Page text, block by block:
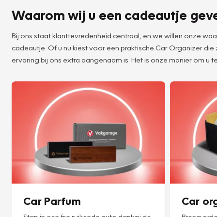
Waarom wij u een cadeautje
Bij ons staat klanttevredenheid centraal, en we willen onze
cadeautje. Of u nu kiest voor een praktische Car Organizer
ervaring bij ons extra aangenaam is. Het is onze manier om
Car Parfum Car